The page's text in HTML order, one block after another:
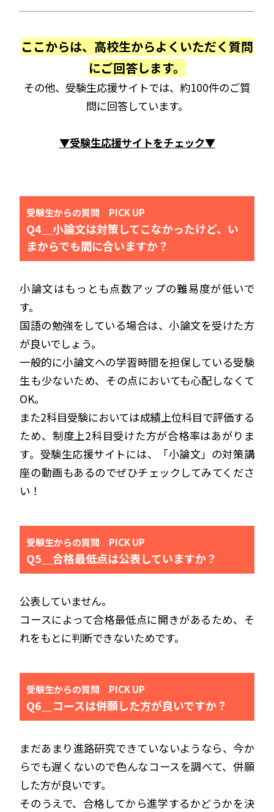
ここからは、高校生からよくいただく質問
にご回答します。
その他、受験生応援サイトでは、約100件のご質
問に回答しています。
▼受験生応援サイトをチェック▼
受験生からの質問 PICK UP
Q4＿小論文は対策してこなかったけど、い
まからでも間に合いますか？
小論文はもっとも点数アップの難易度が低いで
す。
国語の勉強をしている場合は、小論文を受けた方
が良いでしょう。
一般的に小論文への学習時間を担保している受験
生も少ないため、その点においても心配しなくて
OK。
また2科目受験においては成績上位科目で評価する
ため、制度上2科目受けた方が合格率はあがりま
す。受験生応援サイトには、「小論文」の対策講
座の動画もあるのでぜひチェックしてみてくださ
い！
受験生からの質問 PICK UP
Q5＿合格最低点は公表していますか？
公表していません。
コースによって合格最低点に開きがあるため、そ
れをもとに判断できないためです。
受験生からの質問 PICK UP
Q6＿コースは併願した方が良いですか？
まだあまり進路研究できていないようなら、今か
らでも遅くないので色んなコースを調べて、併願
した方が良いです。
そのうえで、合格してから進学するかどうかを決